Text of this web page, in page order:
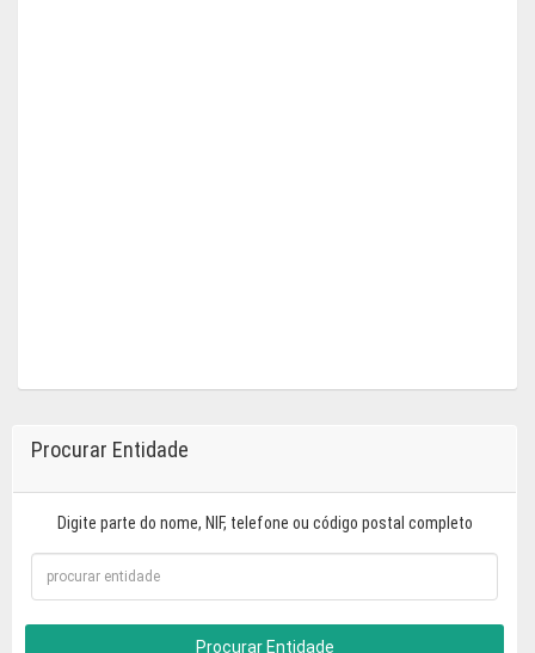
Procurar Entidade
Digite parte do nome, NIF, telefone ou código postal completo
Procurar Entidade